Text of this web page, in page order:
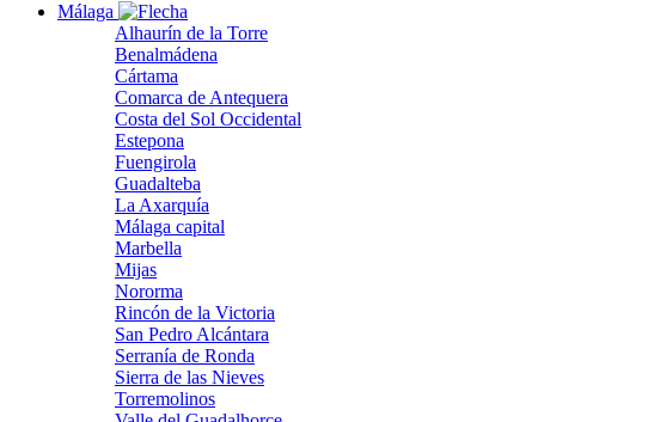
Málaga
Alhaurín de la Torre
Benalmádena
Cártama
Comarca de Antequera
Costa del Sol Occidental
Estepona
Fuengirola
Guadalteba
La Axarquía
Málaga capital
Marbella
Mijas
Nororma
Rincón de la Victoria
San Pedro Alcántara
Serranía de Ronda
Sierra de las Nieves
Torremolinos